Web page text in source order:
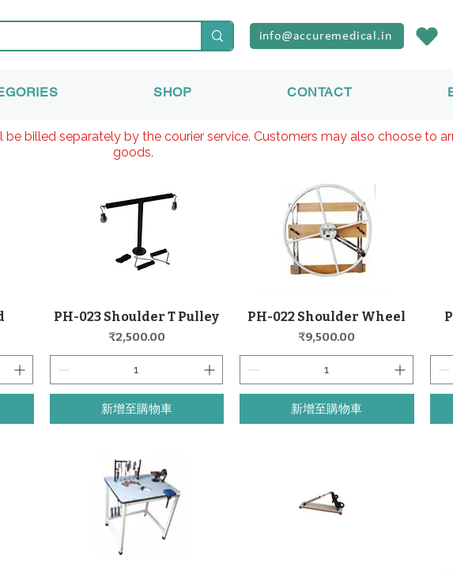
SHOP CONTACT
info@accuremedical.in
快速瀏覽
PH-023 Shoulder T Pulley
價格
₹2,500.00
新增至購物車
快速瀏覽
PH-022 Shoulder Wheel
價格
₹9,500.00
新增至購物車
be billed separately by the courier service. Customers may also choose to
goods.